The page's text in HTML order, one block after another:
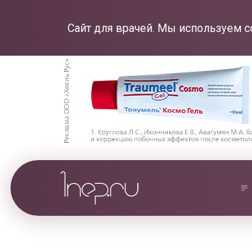
Сайт для врачей. Мы используем